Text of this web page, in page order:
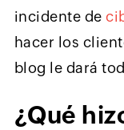
incidente de
hacer los
blog le dará
¿Qué